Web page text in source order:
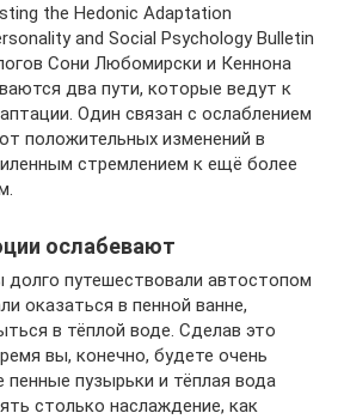
the Hedonic Adaptation
and Social Psychology Bulletin
Сони Любомирски и Кеннона
два пути, которые ведут к
Один связан с ослаблением
положительных изменений в
стремлением к ещё более
ослабевают
долго путешествовали автостопом
оказаться в пенной ванне,
в тёплой воде. Сделав это
вы, конечно, будете очень
пузырьки и тёплая вода
столько наслаждение, как